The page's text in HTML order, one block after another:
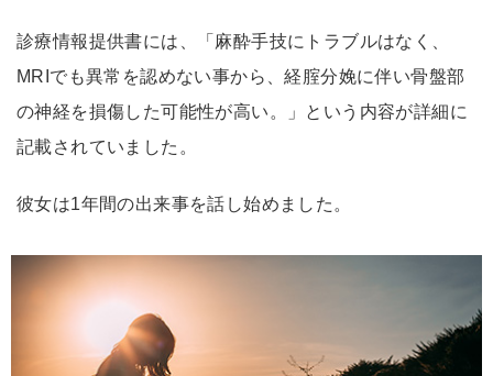
診療情報提供書には、「麻酔手技にトラブルはなく、
MRIでも異常を認めない事から、経腟分娩に伴い骨盤部
の神経を損傷した可能性が高い。」という内容が詳細に
記載されていました。
彼女は1年間の出来事を話し始めました。